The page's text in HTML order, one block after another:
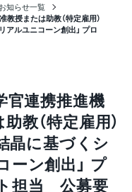
お知らせ一覧
授または助教（特定雇用）
アルユニコーン創出」 プロ
官連携推進機
（特定雇用）
晶に基づくシ
ーン創出」 プ
担当 公募要